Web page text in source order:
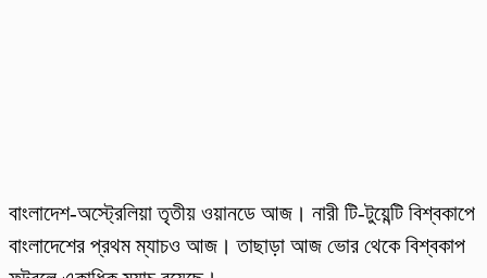
বাংলাদেশ-অস্ট্রেলিয়া তৃতীয় ওয়ানডে আজ। নারী টি-টুয়েন্টি বিশ্বকাপে
বাংলাদেশের প্রথম ম্যাচও আজ। তাছাড়া আজ ভোর থেকে বিশ্ব‌কাপ